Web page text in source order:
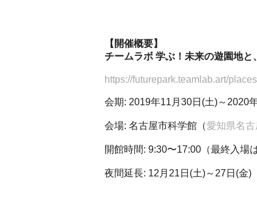
【開催概要】
チームラボ 学ぶ！未来の遊園地と
https://futurepark.teamlab.art/
会期: 2019年11月30日(土)～2020
会場: 名古屋市科学館（愛知県名古
開館時間: 9:30〜17:00（最終入場
夜間延長: 12月21日(土)～27日(金